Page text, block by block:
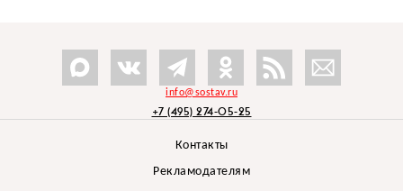
info@sostav.ru
+7 (495) 274-05-25
Контакты
Рекламодателям